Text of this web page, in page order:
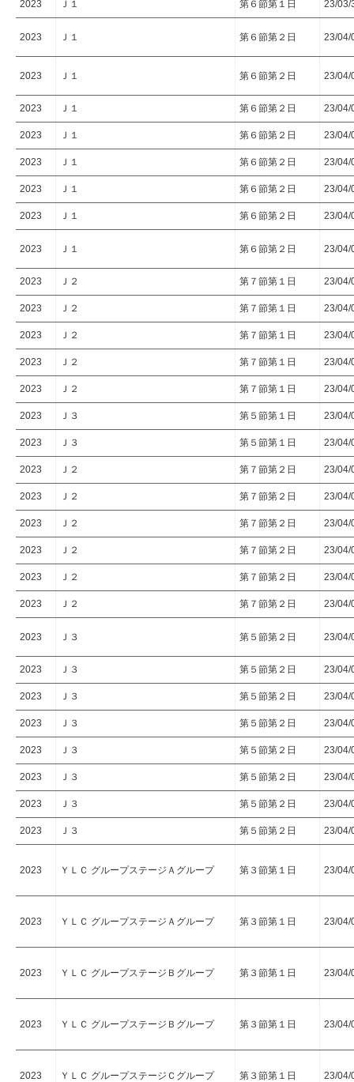
2023 Ｊ１ 第６節第１日 23/03/
2023 Ｊ１ 第６節第２日 23/04/
2023 Ｊ１ 第６節第２日 23/04/
2023 Ｊ１ 第６節第２日 23/04/
2023 Ｊ１ 第６節第２日 23/04/
2023 Ｊ１ 第６節第２日 23/04/
2023 Ｊ１ 第６節第２日 23/04/
2023 Ｊ１ 第６節第２日 23/04/
2023 Ｊ１ 第６節第２日 23/04/
2023 Ｊ２ 第７節第１日 23/04/
2023 Ｊ２ 第７節第１日 23/04/
2023 Ｊ２ 第７節第１日 23/04/
2023 Ｊ２ 第７節第１日 23/04/
2023 Ｊ２ 第７節第１日 23/04/
2023 Ｊ３ 第５節第１日 23/04/
2023 Ｊ３ 第５節第１日 23/04/
2023 Ｊ２ 第７節第２日 23/04/
2023 Ｊ２ 第７節第２日 23/04/
2023 Ｊ２ 第７節第２日 23/04/
2023 Ｊ２ 第７節第２日 23/04/
2023 Ｊ２ 第７節第２日 23/04/
2023 Ｊ２ 第７節第２日 23/04/
2023 Ｊ３ 第５節第２日 23/04/
2023 Ｊ３ 第５節第２日 23/04/
2023 Ｊ３ 第５節第２日 23/04/
2023 Ｊ３ 第５節第２日 23/04/
2023 Ｊ３ 第５節第２日 23/04/
2023 Ｊ３ 第５節第２日 23/04/
2023 Ｊ３ 第５節第２日 23/04/
2023 Ｊ３ 第５節第２日 23/04/
2023 ＹＬＣ グループステージＡグループ 第３節第１日 23/04/
2023 ＹＬＣ グループステージＡグループ 第３節第１日 23/04/
2023 ＹＬＣ グループステージＢグループ 第３節第１日 23/04/
2023 ＹＬＣ グループステージＢグループ 第３節第１日 23/04/
2023 ＹＬＣ グループステージＣグループ 第３節第１日 23/04/